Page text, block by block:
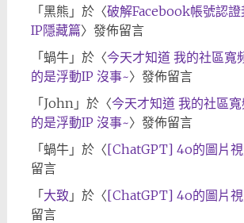
「黑熊 」於〈破解Facebook帳號認
IP隱藏篇〉發佈留言
「蝸牛」於〈今天才知道 我的社區寬
的是浮動IP 沒事~〉發佈留言
「John 」於〈今天才知道 我的社區
的是浮動IP 沒事~〉發佈留言
「蝸牛」於〈[ChatGPT] 4o的圖片
留言
「大致 」於〈[ChatGPT] 4o的圖片
留言